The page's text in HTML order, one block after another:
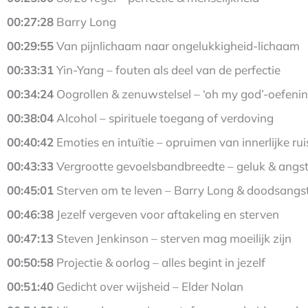
00:27:28 Barry Long
00:29:55Van pijnlichaam naar ongelukkigheid-lichaam
00:33:31Yin-Yang – fouten als deel van de perfectie
00:34:24 Oogrollen & zenuwstelsel – ‘oh my god’-
00:38:04 Alcohol – spirituele toegang of verdoving
00:40:42 Emoties en intuïtie – opruimen van innerlijke
00:43:33Vergrootte gevoelsbandbreedte – geluk & angst
00:45:01 Sterven om te leven – Barry Long &
00:46:38 Jezelf vergeven voor aftakeling en sterven
00:47:13 Steven Jenkinson – sterven mag moeilijk zijn
00:50:58 Projectie & oorlog – alles begint in jezelf
00:51:40 Gedicht over wijsheid – Elder Nolan